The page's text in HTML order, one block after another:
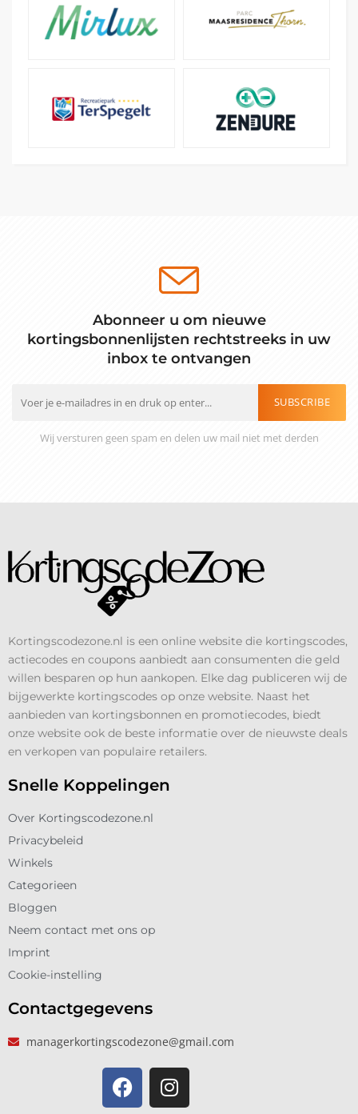
Abonneer u om nieuwe
kortingsbonnenlijsten rechtstreeks in uw
inbox te ontvangen
SUBSCRIBE
Wij versturen geen spam en delen uw mail niet met derden
Kortingscodezone.nl is een online website die kortingscodes,
actiecodes en coupons aanbiedt aan consumenten die geld
willen besparen op hun aankopen. Elke dag publiceren wij de
bijgewerkte kortingscodes op onze website. Naast het
aanbieden van kortingsbonnen en promotiecodes, biedt
onze website ook de beste informatie over de nieuwste deals
en verkopen van populaire retailers.
Snelle Koppelingen
Over Kortingscodezone.nl
Privacybeleid
Winkels
Categorieen
Bloggen
Neem contact met ons op
Imprint
Cookie-instelling
Contactgegevens
managerkortingscodezone@gmail.com